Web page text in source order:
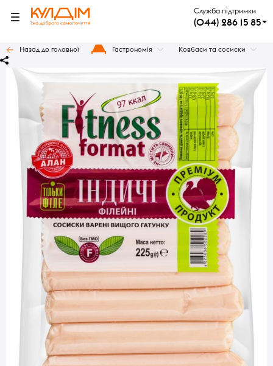
Служба підтримки
(044) 286 15 85
Назад до головної Гастрономія Ковбаси та сосиски